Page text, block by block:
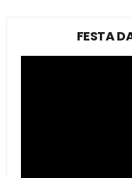
FESTA